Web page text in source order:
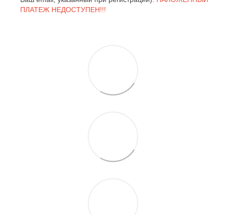
ПЛАТЕЖ НЕДОСТУПЕН!!!